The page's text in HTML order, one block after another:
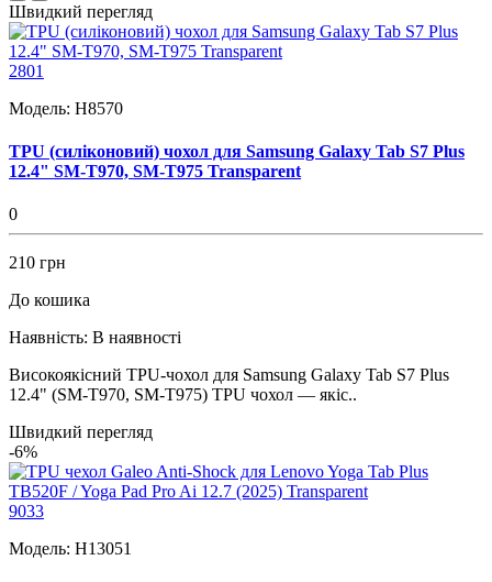
Швидкий перегляд
2801
Модель: H8570
TPU (силіконовий) чохол для Samsung Galaxy Tab S7 Plus
12.4" SM-T970, SM-T975 Transparent
0
210 грн
До кошика
Наявність: В наявності
Високоякісний TPU-чохол для Samsung Galaxy Tab S7 Plus
12.4" (SM-T970, SM-T975) TPU чохол — якіс..
Швидкий перегляд
-6%
9033
Модель: H13051